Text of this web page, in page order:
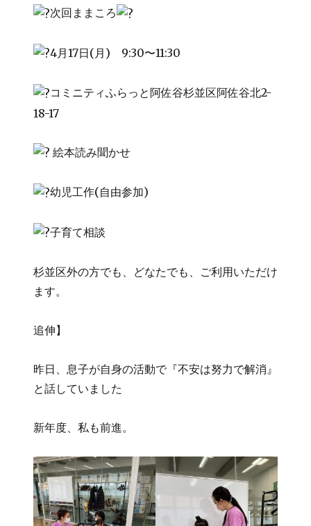
次回ままころ
4月17日(月) 9:30〜11:30
コミニティふらっと阿佐谷杉並区阿佐谷北2-
18-17
絵本読み聞かせ
幼児工作(自由参加)
子育て相談
杉並区外の方でも、どなたでも、ご利用いただけ
ます。
追伸】
昨日、息子が自身の活動で『不安は努力で解消』
と話していました
新年度、私も前進。